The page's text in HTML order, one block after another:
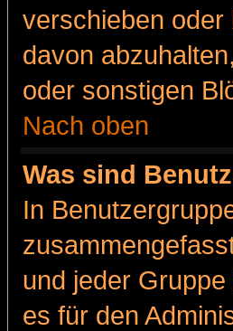
verschieben oder
davon
oder sonstigen
Nach oben
Was sind
In
und jeder
es für den